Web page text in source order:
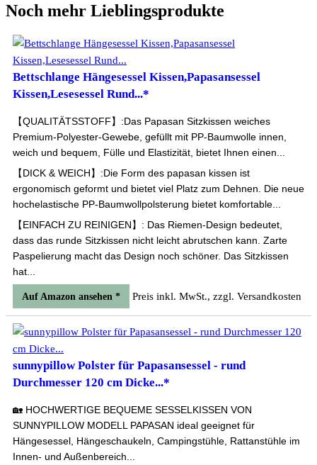
Noch mehr Lieblingsprodukte
Bettschlange Hängesessel Kissen,Papasansessel
Kissen,Lesesessel Rund...*
【QUALITÄTSSTOFF】:Das Papasan Sitzkissen weiches
Premium-Polyester-Gewebe, gefüllt mit PP-Baumwolle innen,
weich und bequem, Fülle und Elastizität, bietet Ihnen einen...
【DICK & WEICH】:Die Form des papasan kissen ist
ergonomisch geformt und bietet viel Platz zum Dehnen. Die neue
hochelastische PP-Baumwollpolsterung bietet komfortable...
【EINFACH ZU REINIGEN】: Das Riemen-Design bedeutet,
dass das runde Sitzkissen nicht leicht abrutschen kann. Zarte
Paspelierung macht das Design noch schöner. Das Sitzkissen
hat...
Auf Amazon ansehen * Preis inkl. MwSt., zzgl. Versandkosten
sunnypillow Polster für Papasansessel - rund
Durchmesser 120 cm Dicke...*
🏡 HOCHWERTIGE BEQUEME SESSELKISSEN VON
SUNNYPILLOW MODELL PAPASAN ideal geeignet für
Hängesessel, Hängeschaukeln, Campingstühle, Rattanstühle im
Innen- und Außenbereich...